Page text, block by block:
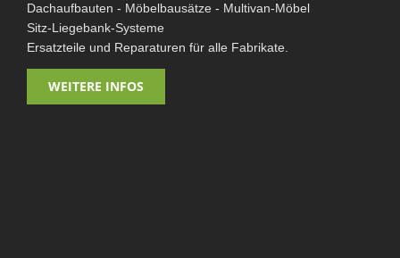
Dachaufbauten - Möbelbausätze - Multivan-Möbel
Sitz-Liegebank-Systeme
Ersatzteile und Reparaturen für alle Fabrikate.
WEITERE INFOS